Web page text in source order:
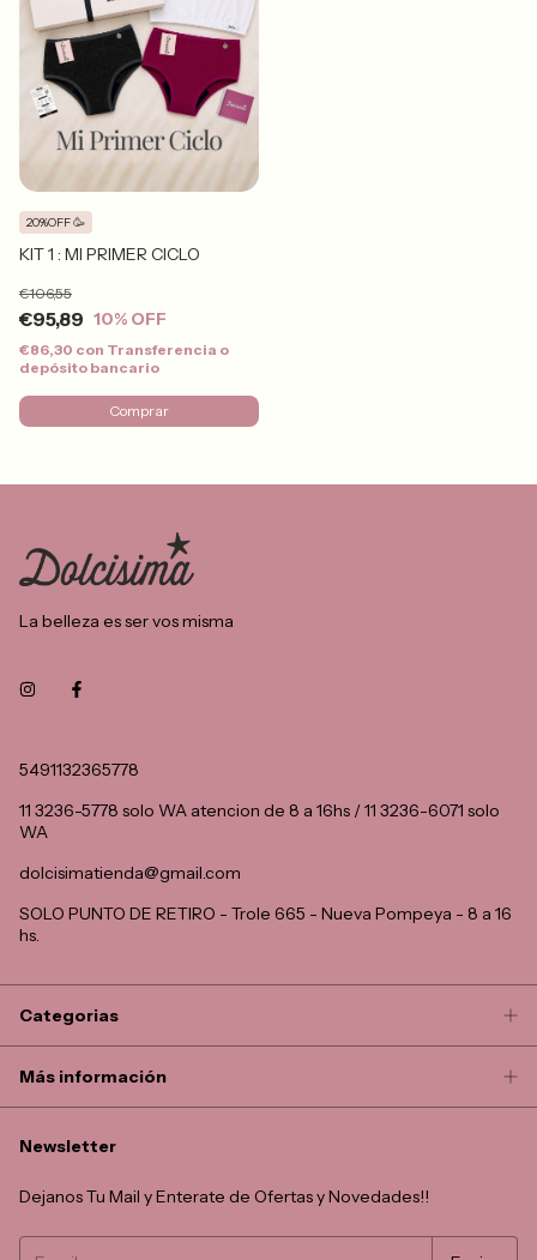
KIT 1 : MI PRIMER CICLO
€95,89
€106,55
10% OFF
20%OFF 🥳
€86,30 con Transferencia o
depósito bancario
Comprar
La belleza es ser vos misma
5491132365778
11 3236-5778 solo WA atencion de 8 a 16hs / 11 3236-6071 solo
WA
dolcisimatienda@gmail.com
SOLO PUNTO DE RETIRO - Trole 665 - Nueva Pompeya - 8 a 16
hs.
Categorias
Más información
Newsletter
Dejanos Tu Mail y Enterate de Ofertas y Novedades!!